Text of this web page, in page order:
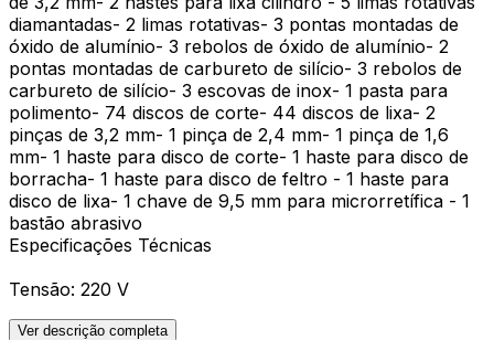
diamantadas- 2 limas rotativas- 3 pontas montadas de
óxido de alumínio- 3 rebolos de óxido de alumínio- 2
pontas montadas de carbureto de silício- 3 rebolos de
carbureto de silício- 3 escovas de inox- 1 pasta para
polimento- 74 discos de corte- 44 discos de lixa- 2
pinças de 3,2 mm- 1 pinça de 2,4 mm- 1 pinça de 1,6
mm- 1 haste para disco de corte- 1 haste para disco de
borracha- 1 haste para disco de feltro - 1 haste para
disco de lixa- 1 chave de 9,5 mm para microrretífica - 1
bastão abrasivo
Especificações Técnicas
Tensão: 220 V
Ver descrição completa